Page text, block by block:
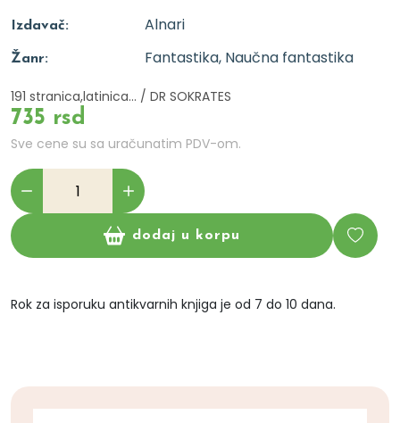
Izdavač: Alnari
Žanr: Fantastika, Naučna fantastika
191 stranica,latinica... / DR SOKRATES
735 rsd
Sve cene su sa uračunatim PDV-om.
dodaj u korpu
Rok za isporuku antikvarnih knjiga je od 7 do 10 dana.